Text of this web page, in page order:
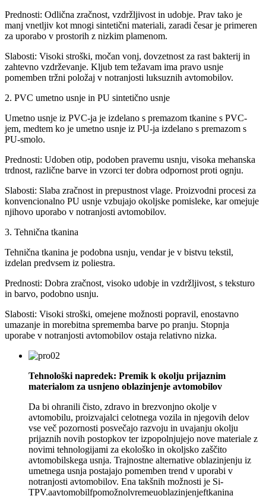
Prednosti: Odlična zračnost, vzdržljivost in udobje. Prav tako je
manj vnetljiv kot mnogi sintetični materiali, zaradi česar je primeren
za uporabo v prostorih z nizkim plamenom.
Slabosti: Visoki stroški, močan vonj, dovzetnost za rast bakterij in
zahtevno vzdrževanje. Kljub tem težavam ima pravo usnje
pomemben tržni položaj v notranjosti luksuznih avtomobilov.
2. PVC umetno usnje in PU sintetično usnje
Umetno usnje iz PVC-ja je izdelano s premazom tkanine s PVC-
jem, medtem ko je umetno usnje iz PU-ja izdelano s premazom s
PU-smolo.
Prednosti: Udoben otip, podoben pravemu usnju, visoka mehanska
trdnost, različne barve in vzorci ter dobra odpornost proti ognju.
Slabosti: Slaba zračnost in prepustnost vlage. Proizvodni procesi za
konvencionalno PU usnje vzbujajo okoljske pomisleke, kar omejuje
njihovo uporabo v notranjosti avtomobilov.
3. Tehnična tkanina
Tehnična tkanina je podobna usnju, vendar je v bistvu tekstil,
izdelan predvsem iz poliestra.
Prednosti: Dobra zračnost, visoko udobje in vzdržljivost, s teksturo
in barvo, podobno usnju.
Slabosti: Visoki stroški, omejene možnosti popravil, enostavno
umazanje in morebitna sprememba barve po pranju. Stopnja
uporabe v notranjosti avtomobilov ostaja relativno nizka.
Tehnološki napredek: Premik k okolju prijaznim
materialom za usnjeno oblazinjenje avtomobilov
Da bi ohranili čisto, zdravo in brezvonjno okolje v
avtomobilu, proizvajalci celotnega vozila in njegovih delov
vse več pozornosti posvečajo razvoju in uvajanju okolju
prijaznih novih postopkov ter izpopolnjujejo nove materiale z
novimi tehnologijami za ekološko in okoljsko zaščito
avtomobilskega usnja. Trajnostne alternative oblazinjenju iz
umetnega usnja postajajo pomemben trend v uporabi v
notranjosti avtomobilov. Ena takšnih možnosti je Si-
TPV.aavtomobilfpomožnolvremeuoblazinjenjeftkanina